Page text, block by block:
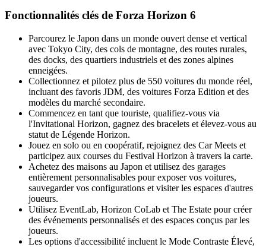
Fonctionnalités clés de Forza Horizon 6
Parcourez le Japon dans un monde ouvert dense et vertical
avec Tokyo City, des cols de montagne, des routes rurales,
des docks, des quartiers industriels et des zones alpines
enneigées.
Collectionnez et pilotez plus de 550 voitures du monde réel,
incluant des favoris JDM, des voitures Forza Edition et des
modèles du marché secondaire.
Commencez en tant que touriste, qualifiez-vous via
l'Invitational Horizon, gagnez des bracelets et élevez-vous au
statut de Légende Horizon.
Jouez en solo ou en coopératif, rejoignez des Car Meets et
participez aux courses du Festival Horizon à travers la carte.
Achetez des maisons au Japon et utilisez des garages
entièrement personnalisables pour exposer vos voitures,
sauvegarder vos configurations et visiter les espaces d'autres
joueurs.
Utilisez EventLab, Horizon CoLab et The Estate pour créer
des événements personnalisés et des espaces conçus par les
joueurs.
Les options d'accessibilité incluent le Mode Contraste Élevé,